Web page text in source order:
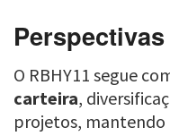
O RBHY11 segue
carteira,
projetos, mantendo